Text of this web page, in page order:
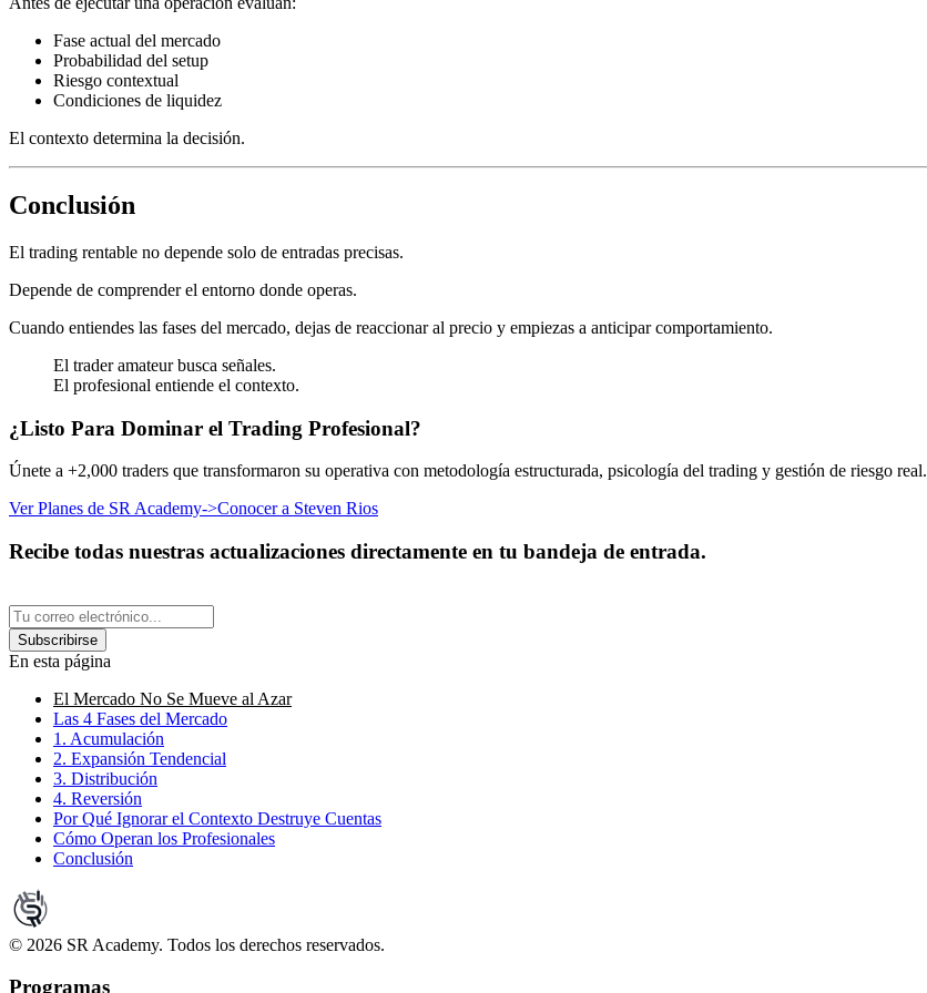
Fase actual del mercado
Probabilidad del setup
Riesgo contextual
Condiciones de liquidez
El contexto determina la decisión.
Conclusión
El trading rentable no depende solo de entradas precisas.
Depende de comprender el entorno donde operas.
Cuando entiendes las fases del mercado, dejas de reaccionar al precio y empiezas a anticipar comportamiento.
El trader amateur busca señales.
El profesional entiende el contexto.
¿Listo Para Dominar el Trading Profesional?
Únete a +2,000 traders que transformaron su operativa con metodología estructurada, psicología del trading y gestión de riesgo real.
Ver Planes de SR Academy->Conocer a Steven Rios
Recibe todas nuestras actualizaciones directamente en tu bandeja de entrada.
Subscribirse
En esta página
El Mercado No Se Mueve al Azar
Las 4 Fases del Mercado
1. Acumulación
2. Expansión Tendencial
3. Distribución
4. Reversión
Por Qué Ignorar el Contexto Destruye Cuentas
Cómo Operan los Profesionales
Conclusión
© 2026 SR Academy. Todos los derechos reservados.
Programas